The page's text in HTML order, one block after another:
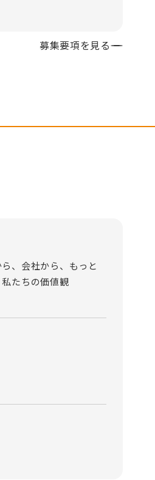
募集要項を見る
、会社から、もっと
たちの価値観